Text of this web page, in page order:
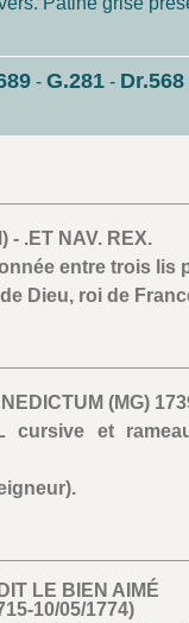
- G.281 - Dr.568
- .ET NAV. REX.
entre trois lis
Dieu, roi de
(MG)
cursive et
LE BIEN AIMÉ
10/05/1774)